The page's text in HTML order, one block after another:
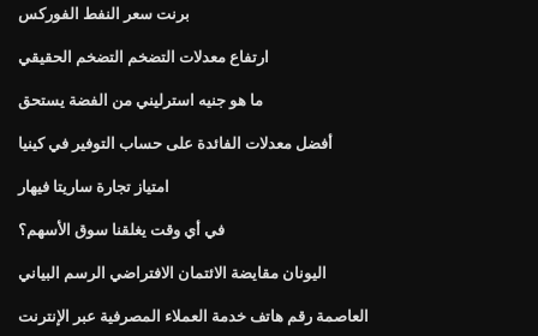
برنت سعر النفط الفوركس
ارتفاع معدلات التضخم التضخم الحقيقي
ما هو جنيه استرليني من الفضة يستحق
أفضل معدلات الفائدة على حساب التوفير في كينيا
امتياز تجارة ساريتا فيهار
في أي وقت يغلقنا سوق الأسهم؟
اليونان مقايضة الائتمان الافتراضي الرسم البياني
العاصمة رقم هاتف خدمة العملاء المصرفية عبر الإنترنت